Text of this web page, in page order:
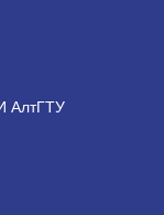
АлтГТУ